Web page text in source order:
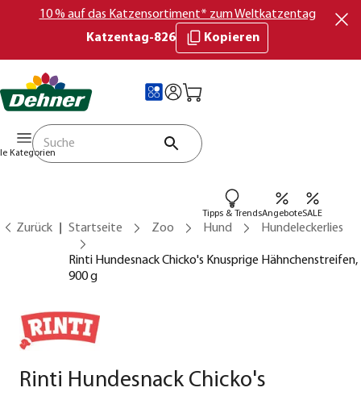
10 % auf das Katzensortiment* zum Weltkatzentag
Katzentag-826
Kopieren
Kategorien
Tipps & TrendsAngeboteSALE
Zurück Startseite Zoo Hund Hundeleckerlies
Rinti Hundesnack Chicko's Knusprige Hähnchenstreifen,
900 g
Rinti Hundesnack Chicko's